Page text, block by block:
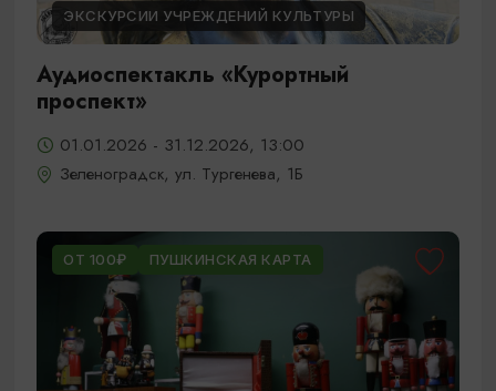
ЭКСКУРСИИ УЧРЕЖДЕНИЙ КУЛЬТУРЫ
Аудиоспектакль «Курортный
проспект»
01.01.2026 - 31.12.2026, 13:00
Зеленоградск, ул. Тургенева, 1Б
ОТ 100₽ ПУШКИНСКАЯ КАРТА